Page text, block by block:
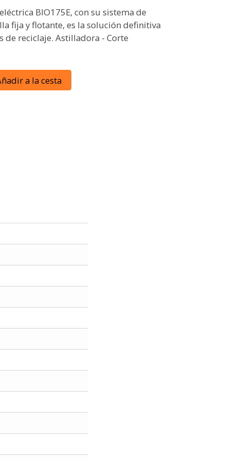
BIO175E, con su sistema de
fija y flotante, es la solución definitiva
de reciclaje. Astilladora - Corte
a la cesta